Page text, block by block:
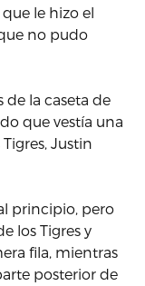
le hizo el
no pudo
de la caseta de
que vestía una
Justin
principio, pero
los Tigres y
fila, mientras
posterior de